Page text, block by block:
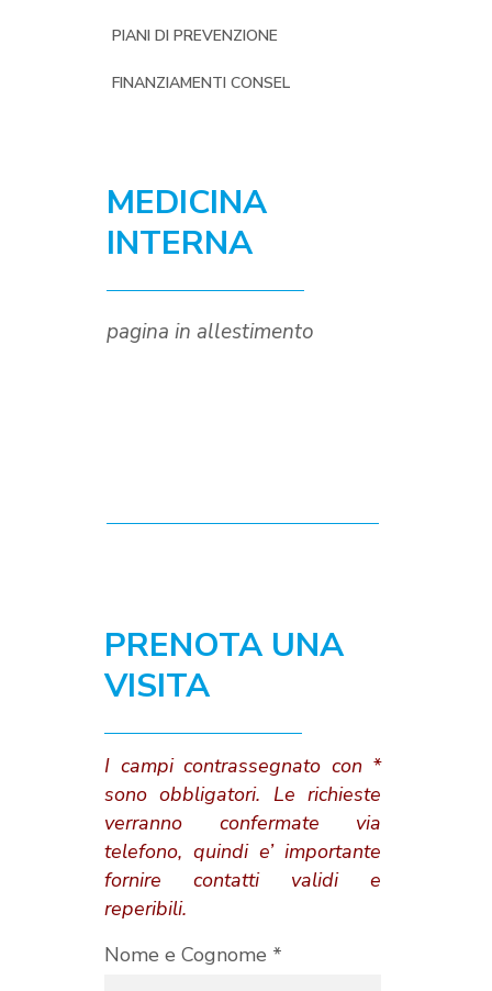
PIANI DI PREVENZIONE
FINANZIAMENTI CONSEL
MEDICINA
INTERNA
pagina in allestimento
PRENOTA UNA
VISITA
I campi contrassegnato con *
sono obbligatori. Le richieste
verranno confermate via
telefono, quindi e’ importante
fornire contatti validi e
reperibili.
Nome e Cognome *